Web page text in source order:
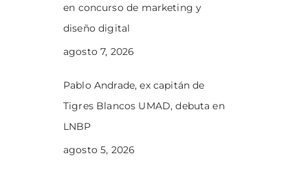
en concurso de marketing y
diseño digital
agosto 7, 2026
Pablo Andrade, ex capitán de
Tigres Blancos UMAD, debuta en
LNBP
agosto 5, 2026